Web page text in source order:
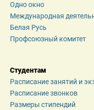
Одно окно
Международная
Белая Русь
Профсоюзный комитет
Студентам
Расписание занятий и
Расписание звонков
Размеры стипендий